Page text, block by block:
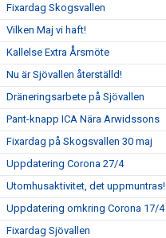
Fixardag Skogsvallen
Vilken Maj vi haft!
Kallelse Extra Årsmöte
Nu är Sjövallen återställd!
Dräneringsarbete på Sjövallen
Pant-knapp ICA Nära Arwidssons
Fixardag på Skogsvallen 30 maj
Uppdatering Corona 27/4
Utomhusaktivitet, det uppmuntras!
Uppdatering omkring Corona 17/4
Fixardag Sjövallen